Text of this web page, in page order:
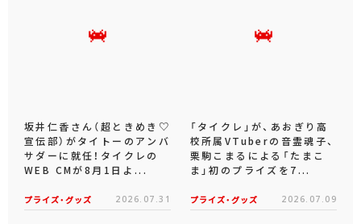
坂井仁香さん（超ときめき♡
宣伝部）がタイトーのアンバ
サダーに就任！タイクレの
WEB CMが8月1日よ...
プライズ・グッズ 2026.07.31
「タイクレ」が、あおぎり高
校所属VTuberの音霊魂子、
栗駒こまるによる「たまこ
ま」初のプライズを7...
プライズ・グッズ 2026.07.09